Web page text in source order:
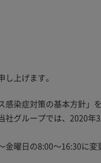
上げます。
感染症対策の基本方針
社グループでは、2020
曜日の8:00～16:30に変